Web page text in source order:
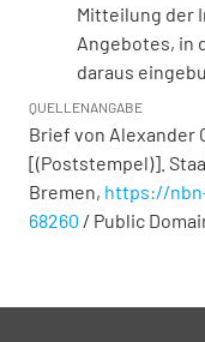
Mitteilung der
Angebotes, in
daraus
QUELLENANGABE
Brief von Alexander
[(Poststempel)].
Bremen, https://
68260 / Public